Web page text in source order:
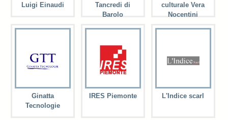
Luigi Einaudi
Tancredi di
Barolo
culturale Vera
Nocentini
Ginatta
Tecnologie
IRES Piemonte L'Indice scarl